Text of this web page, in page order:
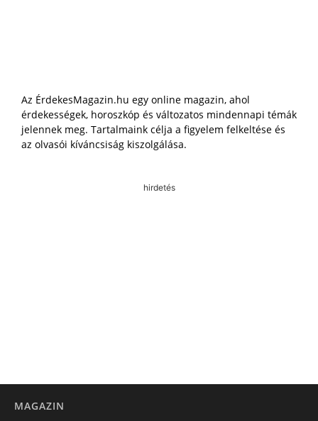
Az ÉrdekesMagazin.hu egy online magazin, ahol
érdekességek, horoszkóp és változatos mindennapi témák
jelennek meg. Tartalmaink célja a figyelem felkeltése és
az olvasói kíváncsiság kiszolgálása.
hirdetés
MAGAZIN